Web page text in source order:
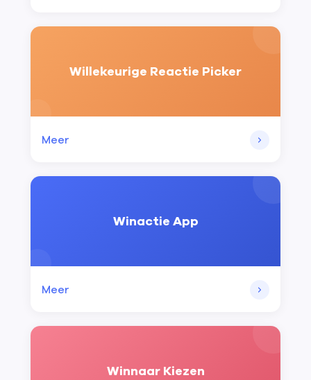
Willekeurige Reactie Picker
Meer
Winactie App
Meer
Winnaar Kiezen